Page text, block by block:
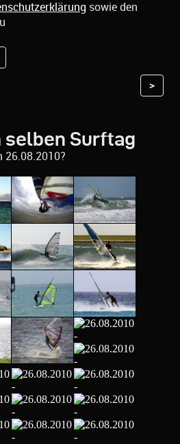
sowie den
>
selben Surftag
26.08.2010?